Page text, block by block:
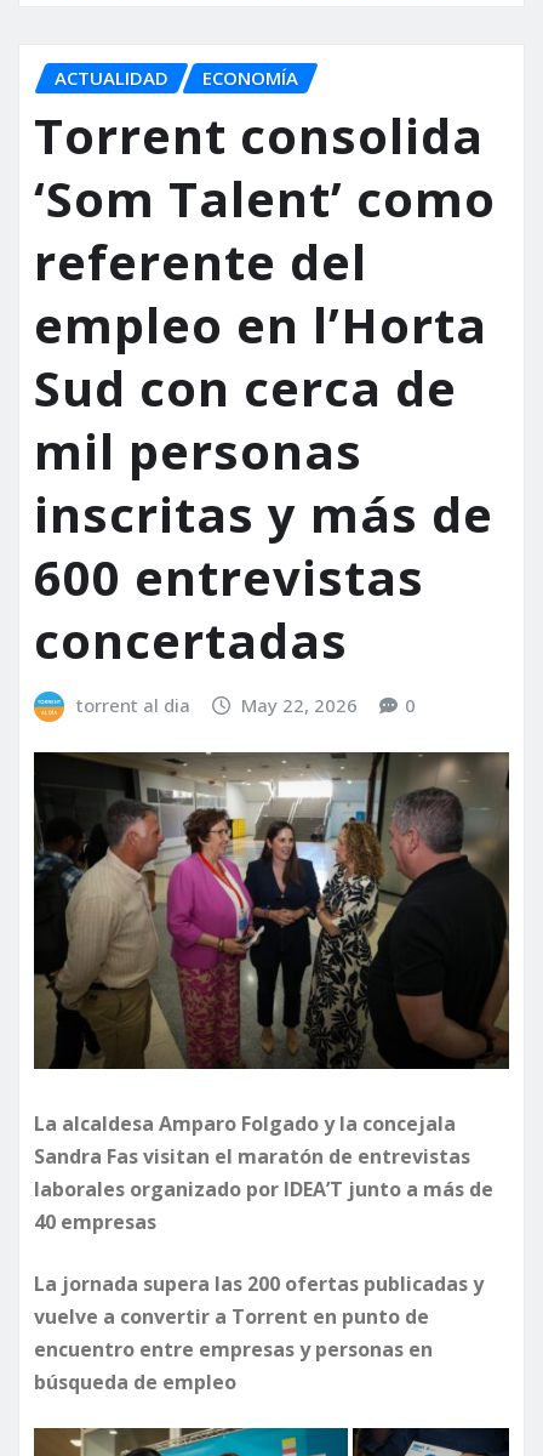
ACTUALIDAD ECONOMÍA
Torrent consolida
‘Som Talent’ como
referente del
empleo en l’Horta
Sud con cerca de
mil personas
inscritas y más de
600 entrevistas
concertadas
torrent al dia May 22, 2026 0
La alcaldesa Amparo Folgado y la concejala
Sandra Fas visitan el maratón de entrevistas
laborales organizado por IDEA’T junto a más de
40 empresas
La jornada supera las 200 ofertas publicadas y
vuelve a convertir a Torrent en punto de
encuentro entre empresas y personas en
búsqueda de empleo